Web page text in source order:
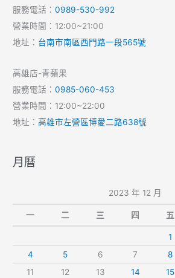
服務電話：0989-530-992
營業時間：12:00~21:00
地址： 台南市南區西門路一段565號
高雄店-青蘋果
服務電話：0985-060-453
營業時間：12:00~22:00
地址：高雄市左營區博愛二路638號
月曆
2023 年 12 月
一 二 三 四 五
1
4
5 6 7 8
11
12 13 14 15